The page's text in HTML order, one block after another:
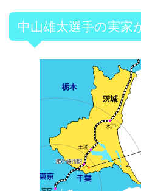
中山雄太選手の実家